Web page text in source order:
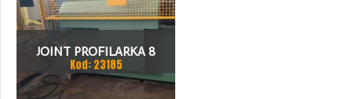
JOINT PROFILARKA 8
STACJI
Kod: 23185